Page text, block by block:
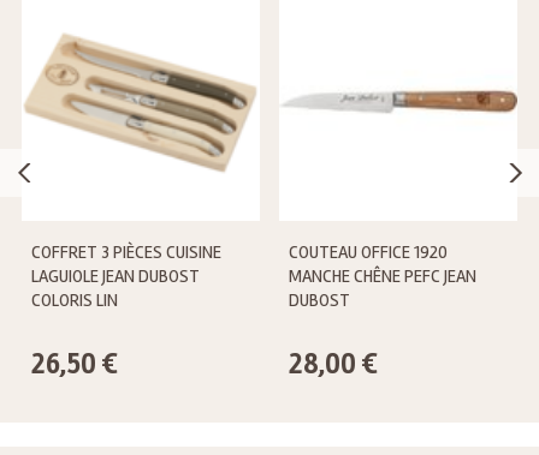
COFFRET 3 PIÈCES CUISINE
LAGUIOLE JEAN DUBOST
COLORIS LIN
26,50 €
COUTEAU OFFICE 1920
MANCHE CHÊNE PEFC JEAN
DUBOST
28,00 €